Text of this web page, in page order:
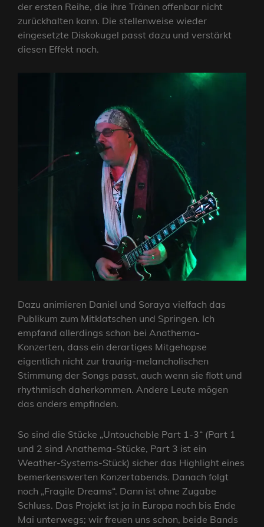
der ersten Reihe, die ihre Tränen offenbar nicht
zurückhalten kann. Die stellenweise wieder
eingesetzte Diskokugel passt dazu und verstärkt
diesen Effekt noch.
Dazu animieren Daniel und Soraya vielfach das
Publikum zum Mitklatschen und Springen. Ich
empfand allerdings schon bei Anathema-
Konzerten, dass ein derartiges Mitgehopse
eigentlich nicht zur traurig-melancholischen
Stimmung der Songs passt, auch wenn sie flott und
rhythmisch daherkommen. Andere Leute mögen
das anders empfinden.
So sind die Stücke „Untouchable Part 1-3“ (Part 1
und 2 sind Anathema-Stücke, Part 3 ist ein
Weather-Systems-Stück) sicher das Highlight eines
bemerkenswerten Konzertabends. Danach folgt
noch „Fragile Dreams“. Dann ist ohne Zugabe
Schluss. Das Projekt ist ja in Europa noch bis Ende
Mai unterwegs; wir freuen uns schon, beide Bands